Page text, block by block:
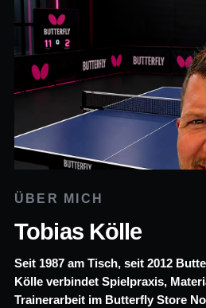
ÜBER MICH
Tobias Kölle
Seit 1987 am Tisch, seit 2012
Kölle verbindet Spielpraxis,
Trainerarbeit im Butterfly Store